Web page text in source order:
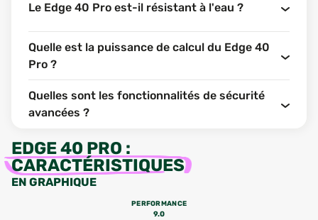
Le Edge 40 Pro est-il résistant à l'eau ?
Quelle est la puissance de calcul du Edge 40
Pro ?
Quelles sont les fonctionnalités de sécurité
avancées ?
EDGE 40 PRO :
CARACTÉRISTIQUES
EN GRAPHIQUE
PERFORMANCE
9.0